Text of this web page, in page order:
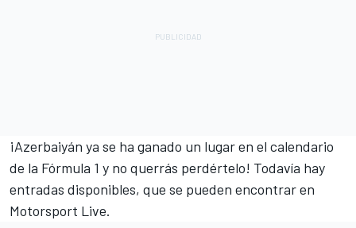
¡Azerbaiyán ya se ha ganado un lugar en el calendario
de la Fórmula 1 y no querrás perdértelo! Todavía hay
entradas disponibles, que se pueden encontrar en
Motorsport Live.